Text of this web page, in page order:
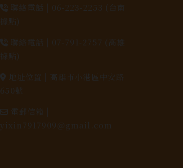
聯絡電話 | 06-223-2253 (台南
據點)
聯絡電話 | 07-791-2757 (高雄
據點)
地址位置 | 高雄市小港區中安路
650號
電郵信箱 |
yixin7917909@gmail.com